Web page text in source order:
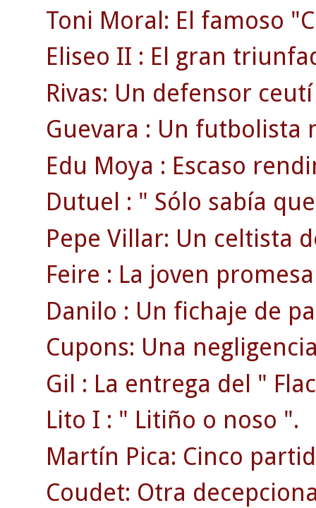
Toni Moral: El famoso
Eliseo II : El gran
Rivas: Un defensor
Guevara : Un futbolista
Edu Moya : Escaso
Dutuel : " Sólo sabía
Pepe Villar: Un celtista
Feire : La joven
Danilo : Un fichaje de
Cupons: Una
Gil : La entrega del "
Lito I : " Litiño o noso ".
Martín Pica: Cinco
Coudet: Otra